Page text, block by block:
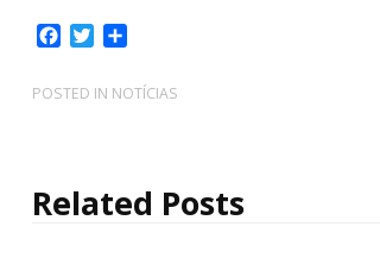
F
c
e
k
T
i
t
C
m
p
i
POSTED IN NOTÍCIAS
Related Posts